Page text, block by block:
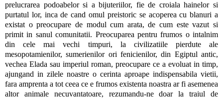
prelucrarea podoabelor si a bijuteriilor, fie de croiala hainelor si
purtatul lor, inca de cand omul preistoric se acoperea cu blanuri a
existat o preocupare de modul cum arata, de cum este vazut si
primit in sanul comunitatii. Preocuparea pentru frumos o intalnim
din cele mai vechi timpuri, la civilizatiile pierdute ale
mesopotamienilor, sumerienilor ori fenicienilor, din Egiptul antic,
vechea Elada sau imperiul roman, preocupare ce a evoluat in timp,
ajungand in zilele noastre o cerinta aproape indispensabila vietii,
fara amprenta a tot ceea ce e frumos existenta noastra ar fi asemenea
altor animale necuvantatoare, rezumandu-ne doar la traiul de